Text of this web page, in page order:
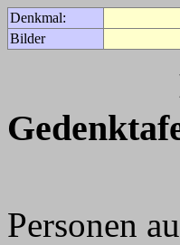
Denkmal:
Bilder
(Für
Personen